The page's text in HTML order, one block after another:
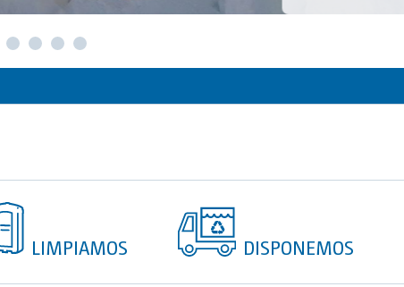
LIMPIAMOS DISPONEMOS